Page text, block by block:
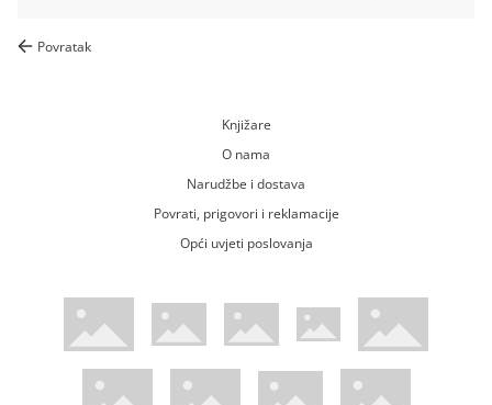
Povratak
Knjižare
O nama
Narudžbe i dostava
Povrati, prigovori i reklamacije
Opći uvjeti poslovanja
WsPay web stranicaMaestro web stranicaMastercard web stranicaAmerican Express web stranica
Visa web stranica
Diners web stranicaTrustwave certificiranoMastercard sigurnosni kod web
Pci Dss certificirano